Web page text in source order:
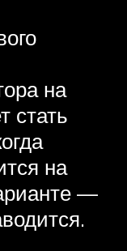
на
стать
на
—